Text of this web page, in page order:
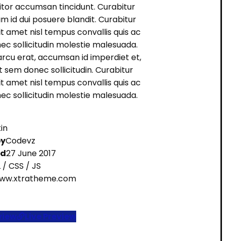
accumsan tincidunt. Curabitur
id dui posuere blandit. Curabitur
amet nisl tempus convallis quis ac
sollicitudin molestie malesuada.
erat, accumsan id imperdiet et,
donec sollicitudin. Curabitur
amet nisl tempus convallis quis ac
sollicitudin molestie malesuada.
Codevz
27 June 2017
/ CSS / JS
Live Preview